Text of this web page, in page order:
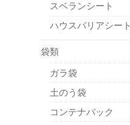
スベランシート
ハウスバリアシート
袋類
ガラ袋
土のう袋
コンテナバック